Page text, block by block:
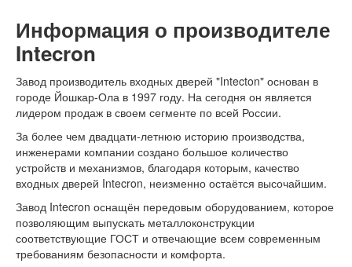
Интекрон Премьера
Интекрон Профит
Интекрон Ронда
Интекрон Спарта Белая
Интекрон Спарта Грей
Интекрон Термо
Интекрон Тетра
Интекрон Фараон
Интекрон Форте
Двери АСД
Двери Аргус
Тамбурные двери
Межкомнатные двери
Двери Альберо
Информация о производителе
Intecron
Завод производитель входных дверей "Intecton" основан в
городе Йошкар-Ола в 1997 году. На сегодня он является
лидером продаж в своем сегменте по всей России.
За более чем двадцати-летнюю историю производства,
инженерами компании создано большое количество
устройств и механизмов, благодаря которым, качество
входных дверей Intecron, неизменно остаётся высочайшим.
Завод Intecron оснащён передовым оборудованием, которое
позволяющим выпускать металлоконструкции
соответствующие ГОСТ и отвечающие всем современным
требованиям безопасности и комфорта.